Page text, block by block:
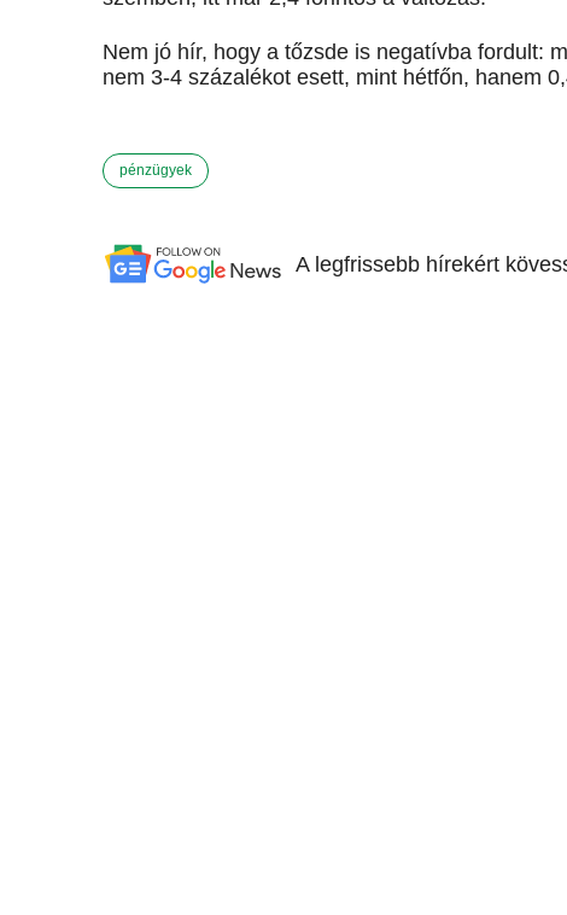
Nem jó hír, hogy a tőzsde is negatívba fordult:
nem 3-4 százalékot esett, mint hétfőn, hanem
pénzügyek
A legfrissebb hírekért